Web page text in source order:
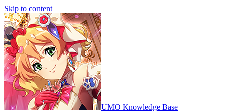
Skip to content
UMO Knowledge Base